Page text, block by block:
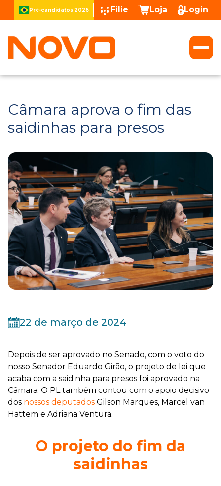
Pré-candidatos 2026 Filie Loja Login
Câmara aprova o fim das
saidinhas para presos
22 de março de 2024
Depois de ser aprovado no Senado, com o voto do
nosso Senador Eduardo Girão, o projeto de lei que
acaba com a saidinha para presos foi aprovado na
Câmara. O PL também contou com o apoio decisivo
dos nossos deputados Gilson Marques, Marcel van
Hattem e Adriana Ventura.
O projeto do fim da
saidinhas